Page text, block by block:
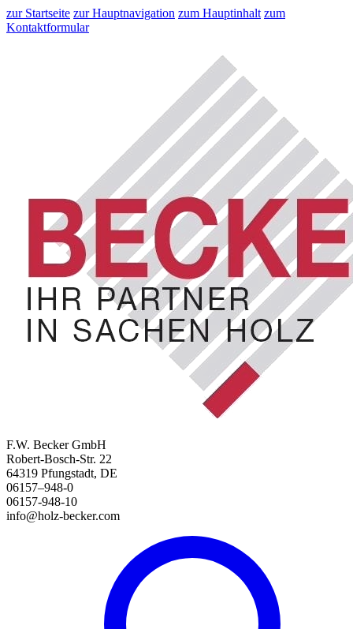
zur Startseite zur Hauptnavigation zum Hauptinhalt zum
Kontaktformular
F.W. Becker GmbH
Robert-Bosch-Str. 22
64319 Pfungstadt, DE
06157–948-0
06157-948-10
info@holz-becker.com